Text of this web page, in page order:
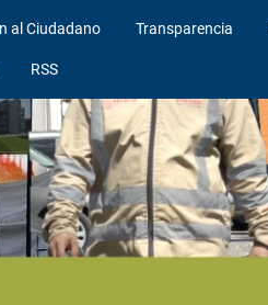
al Ciudadano Transparencia
RSS